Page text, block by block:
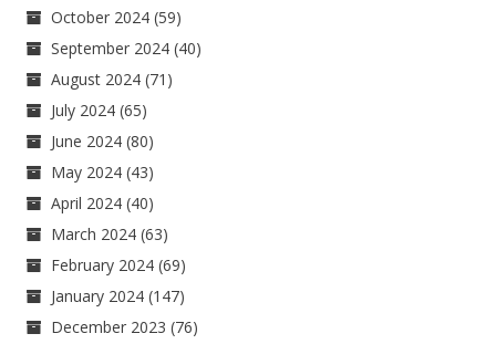
October 2024 (59)
September 2024 (40)
August 2024 (71)
July 2024 (65)
June 2024 (80)
May 2024 (43)
April 2024 (40)
March 2024 (63)
February 2024 (69)
January 2024 (147)
December 2023 (76)